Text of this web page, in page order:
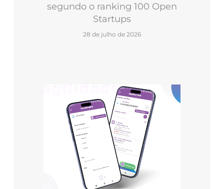
segundo o ranking 100 Open
Startups
28 de julho de 2026